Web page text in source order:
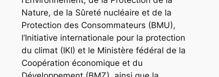
Nature, de la Sûreté nucléaire et de la
Protection des Consommateurs (BMU),
l’Initiative internationale pour la protection
du climat (IKI) et le Ministère fédéral de la
Coopération économique et du